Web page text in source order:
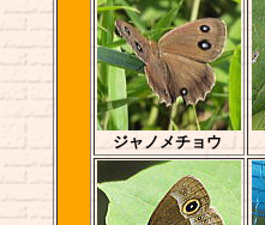
ジャノメチョウ